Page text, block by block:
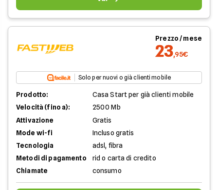
Prezzo / mese
23,95€
Solo per nuovi o già clienti mobile
Prodotto:
Casa Start per già clienti mobile
Velocità (fino a):
2500 Mb
Attivazione
Gratis
Mode wi-fi
Incluso gratis
Tecnologia
adsl, fibra
Metodi di pagamento
rid o carta di credito
Chiamate
consumo